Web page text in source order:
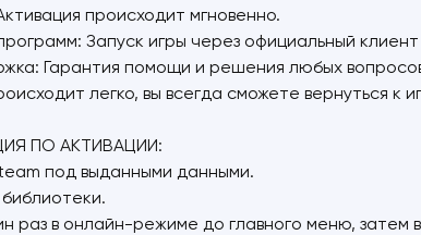
происходит мгновенно.
Запуск игры через официальный
Гарантия помощи и решения любых
легко, вы всегда сможете вернуться к
ПО АКТИВАЦИИ:
под выданными данными.
библиотеки.
раз в онлайн-режиме до главного меню, затем